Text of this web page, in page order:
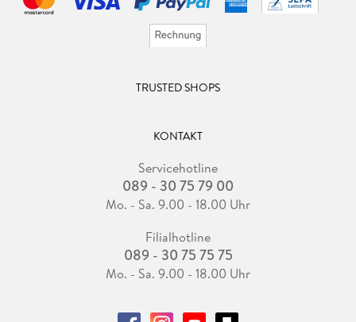
TRUSTED SHOPS
KONTAKT
Servicehotline
089 - 30 75 79 00
Mo. - Sa. 9.00 - 18.00 Uhr
Filialhotline
089 - 30 75 75 75
Mo. - Sa. 9.00 - 18.00 Uhr